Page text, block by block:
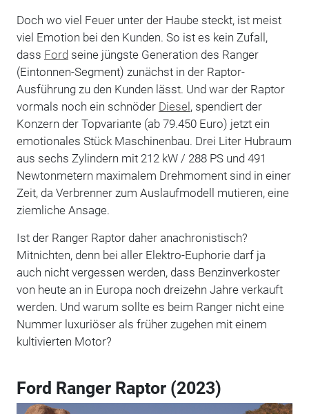
Doch wo viel Feuer unter der Haube steckt, ist meist
viel Emotion bei den Kunden. So ist es kein Zufall,
dass Ford seine jüngste Generation des Ranger
(Eintonnen-Segment) zunächst in der Raptor-
Ausführung zu den Kunden lässt. Und war der Raptor
vormals noch ein schnöder Diesel, spendiert der
Konzern der Topvariante (ab 79.450 Euro) jetzt ein
emotionales Stück Maschinenbau. Drei Liter Hubraum
aus sechs Zylindern mit 212 kW / 288 PS und 491
Newtonmetern maximalem Drehmoment sind in einer
Zeit, da Verbrenner zum Auslaufmodell mutieren, eine
ziemliche Ansage.
Ist der Ranger Raptor daher anachronistisch?
Mitnichten, denn bei aller Elektro-Euphorie darf ja
auch nicht vergessen werden, dass Benzinverkoster
von heute an in Europa noch dreizehn Jahre verkauft
werden. Und warum sollte es beim Ranger nicht eine
Nummer luxuriöser als früher zugehen mit einem
kultivierten Motor?
Ford Ranger Raptor (2023)